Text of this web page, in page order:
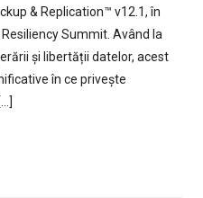
& Replication™ v12.1, în
Summit. Având la
și libertății datelor, acest
în ce privește